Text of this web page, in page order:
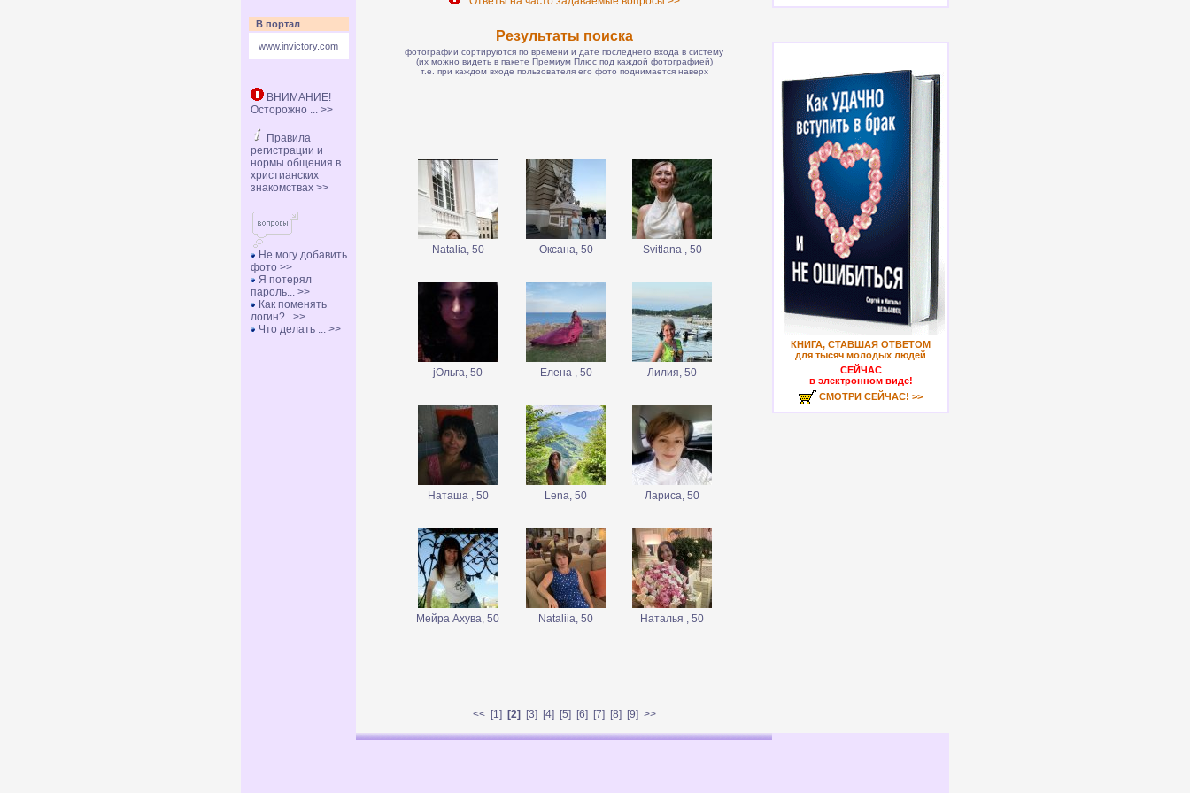
В портал
www.invictory.com
ВНИМАНИЕ!
Осторожно ... >>
Правила
регистрации и
нормы общения в
христианских
знакомствах >>
Не могу добавить
фото >>
Я потерял
пароль... >>
Как поменять
логин?.. >>
Что делать ... >>
Результаты поиска
фотографии сортируются по времени и дате последнего входа в систему
(их можно видеть в пакете Премиум Плюс под каждой фотографией)
т.е. при каждом входе пользователя его фото поднимается наверх
Natalia, 50 Оксана, 50 Svitlana , 50
jОльга, 50 Елена , 50 Лилия, 50
Наташа , 50 Lena, 50 Лариса, 50
Мейра Ахува, 50 Nataliia, 50 Наталья , 50
<<[1] [2] [3] [4] [5] [6] [7] [8] [9] >>
КНИГА, СТАВШАЯ ОТВЕТОМ
для тысяч молодых людей
СЕЙЧАС
в электронном виде!
СМОТРИ СЕЙЧАС! >>